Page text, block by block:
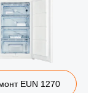
EUN 1270